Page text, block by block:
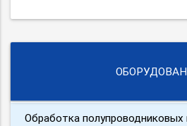
Обработка